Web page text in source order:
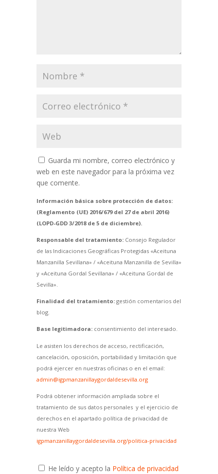
Guarda mi nombre, correo electrónico y
web en este navegador para la próxima vez
que comente.
Información básica sobre protección de datos:
(Reglamento (UE) 2016/679 del 27 de abril 2016)
(LOPD-GDD 3/2018 de 5 de diciembre).
Responsable del tratamiento:Consejo Regulador
de las Indicaciones Geográficas Protegidas «Aceituna
Manzanilla Sevillana» / «Aceituna Manzanilla de Sevilla»
y «Aceituna Gordal Sevillana» / «Aceituna Gordal de
Sevilla».
Finalidad del tratamiento:gestión comentarios del
blog.
Base legitimadora:consentimiento del interesado.
Le asisten los derechos de acceso, rectificación,
cancelación, oposición, portabilidad y limitación que
podrá ejercer en nuestras oficinas o en el email:
admin@igpmanzanillaygordaldesevilla.org
Podrá obtener información ampliada sobre el
tratamiento de sus datos personales y el ejercicio de
derechos en el apartado política de privacidad de
nuestra Web
igpmanzanillaygordaldesevilla.org/politica-privacidad
He leído y acepto la Política de privacidad